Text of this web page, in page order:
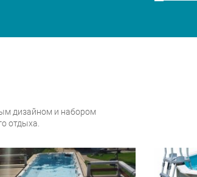
дизайном и набором
отдыха.